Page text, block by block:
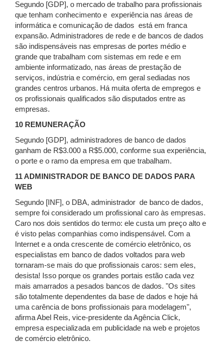
Segundo [GDP], o mercado de trabalho para profissionais
que tenham conhecimento e experiência nas áreas de
informática e comunicação de dados está em franca
expansão. Administradores de rede e de bancos de dados
são indispensáveis nas empresas de portes médio e
grande que trabalham com sistemas em rede e em
ambiente informatizado, nas áreas de prestação de
serviços, indústria e comércio, em geral sediadas nos
grandes centros urbanos. Há muita oferta de empregos e
os profissionais qualificados são disputados entre as
empresas.
10 REMUNERAÇÃO
Segundo [GDP], administradores de banco de dados
ganham de R$3.000 a R$5.000, conforme sua experiência,
o porte e o ramo da empresa em que trabalham.
11 ADMINISTRADOR DE BANCO DE DADOS PARA
WEB
Segundo [INF], o DBA, administrador de banco de dados,
sempre foi considerado um profissional caro às empresas.
Caro nos dois sentidos do termo: ele custa um preço alto e
é visto pelas companhias como indispensável. Com a
Internet e a onda crescente de comércio eletrônico, os
especialistas em banco de dados voltados para web
tornaram-se mais do que profissionais caros: sem eles,
desista! Isso porque os grandes portais estão cada vez
mais amarrados a pesados bancos de dados. "Os sites
são totalmente dependentes da base de dados e hoje há
uma carência de bons profissionais para modelagem",
afirma Abel Reis, vice-presidente da Agência Click,
empresa especializada em publicidade na web e projetos
de comércio eletrônico.